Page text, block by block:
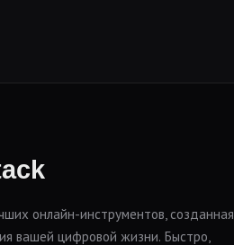
онлайн-инструментов, созданная
вашей цифровой жизни. Быстро,